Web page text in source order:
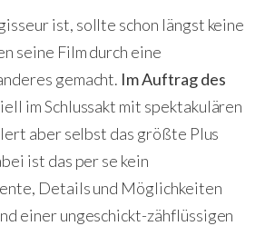
ist, sollte schon längst keine
seine Film durch eine
gemacht. Im Auftrag des
im Schlussakt mit spektakulären
aber selbst das größte Plus
ist das per se kein
Details und Möglichkeiten
einer ungeschickt-zähflüssigen